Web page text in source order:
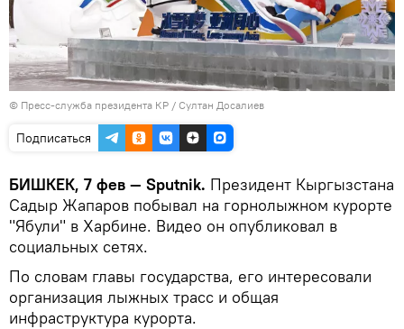
© Пресс-служба президента КР / Султан Досалиев
Подписаться
БИШКЕК, 7 фев — Sputnik. Президент Кыргызстана
Садыр Жапаров побывал на горнолыжном курорте
"Ябули" в Харбине. Видео он опубликовал в
социальных сетях.
По словам главы государства, его интересовали
организация лыжных трасс и общая
инфраструктура курорта.